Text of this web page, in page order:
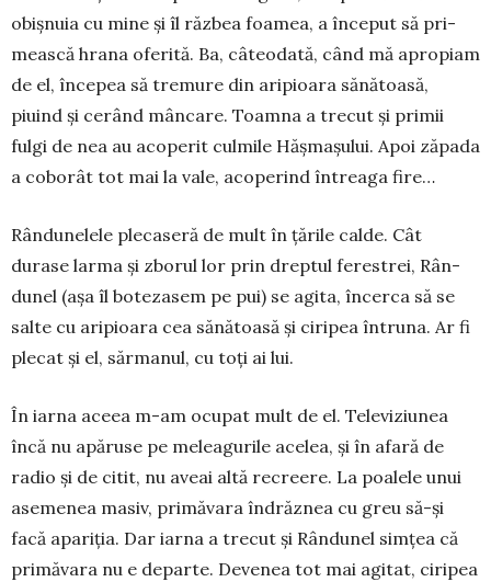
obișnuia cu mine și îl răzbea foa­mea, a început să pri­
meas­că hrana oferită. Ba, câ­teo­­dată, când mă apro­piam
de el, începea să tre­mu­re din aripioara să­nătoasă,
piuind și cerând mân­care. Toamna a trecut și primii
fulgi de nea au aco­pe­rit culmile Hășmașului. Apoi zăpada
a coborât tot mai la vale, acoperind întreaga fire…
Rândunelele plecaseră de mult în țările calde. Cât
durase larma și zborul lor prin dreptul ferestrei, Rân­
dunel (așa îl botezasem pe pui) se agita, încerca să se
salte cu aripioara cea sănă­toasă și ciripea în­truna. Ar fi
plecat și el, săr­ma­nul, cu toți ai lui.
În iarna aceea m-am ocupat mult de el. Tele­vi­ziu­nea
încă nu apăruse pe meleagurile acelea, și în afară de
radio și de citit, nu aveai altă re­creere. La poalele unui
asemenea masiv, primă­vara îndrăznea cu greu să-și
facă apariția. Dar iarna a trecut și Rândunel simțea că
primăvara nu e de­parte. Devenea tot mai agitat, ciripea